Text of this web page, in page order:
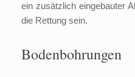
ein zusätzlich eingebauter
die Rettung sein.
Bodenbohrungen